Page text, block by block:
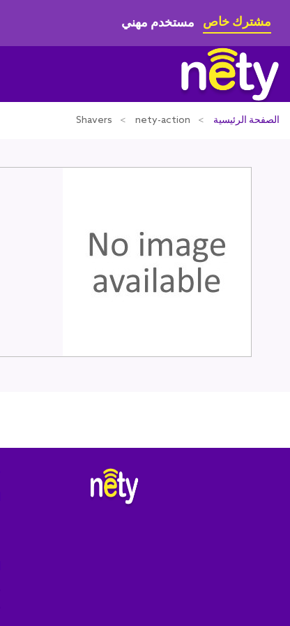
مشترك خاص مستخدم مهني
الصفحة الرئيسية nety-action
Shavers